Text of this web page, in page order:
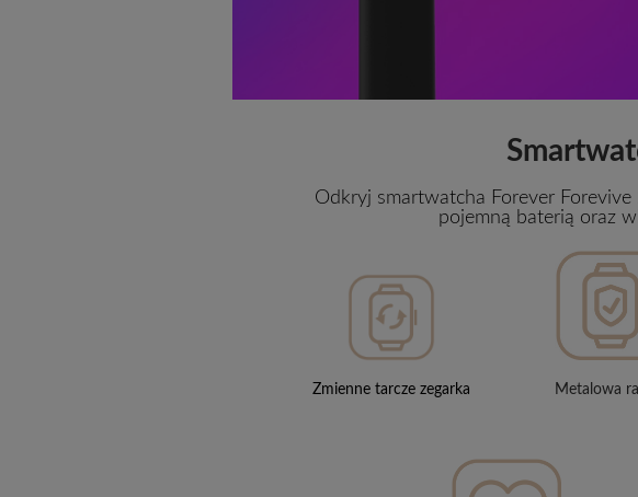
Odkryj smartwatcha Forever
pojemną baterią oraz
Zmienne tarcze zegarka Metalowa